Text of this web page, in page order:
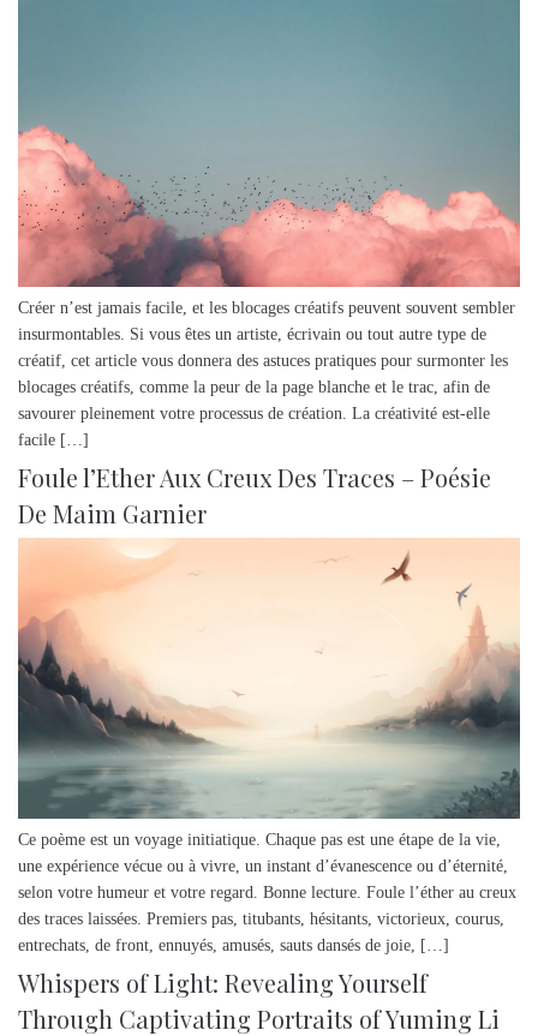
Créer n’est jamais facile, et les blocages créatifs peuvent souvent sembler
insurmontables. Si vous êtes un artiste, écrivain ou tout autre type de
créatif, cet article vous donnera des astuces pratiques pour surmonter les
blocages créatifs, comme la peur de la page blanche et le trac, afin de
savourer pleinement votre processus de création. La créativité est-elle
facile […]
Foule l’Ether Aux Creux Des Traces – Poésie
De Maim Garnier
Ce poème est un voyage initiatique. Chaque pas est une étape de la vie,
une expérience vécue ou à vivre, un instant d’évanescence ou d’éternité,
selon votre humeur et votre regard. Bonne lecture. Foule l’éther au creux
des traces laissées. Premiers pas, titubants, hésitants, victorieux, courus,
entrechats, de front, ennuyés, amusés, sauts dansés de joie, […]
Whispers of Light: Revealing Yourself
Through Captivating Portraits of Yuming Li